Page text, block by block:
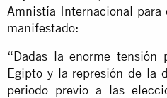
Amnistía Internacional para
manifestado:
“Dadas la enorme tensión
Egipto y la represión de la
periodo previo a las